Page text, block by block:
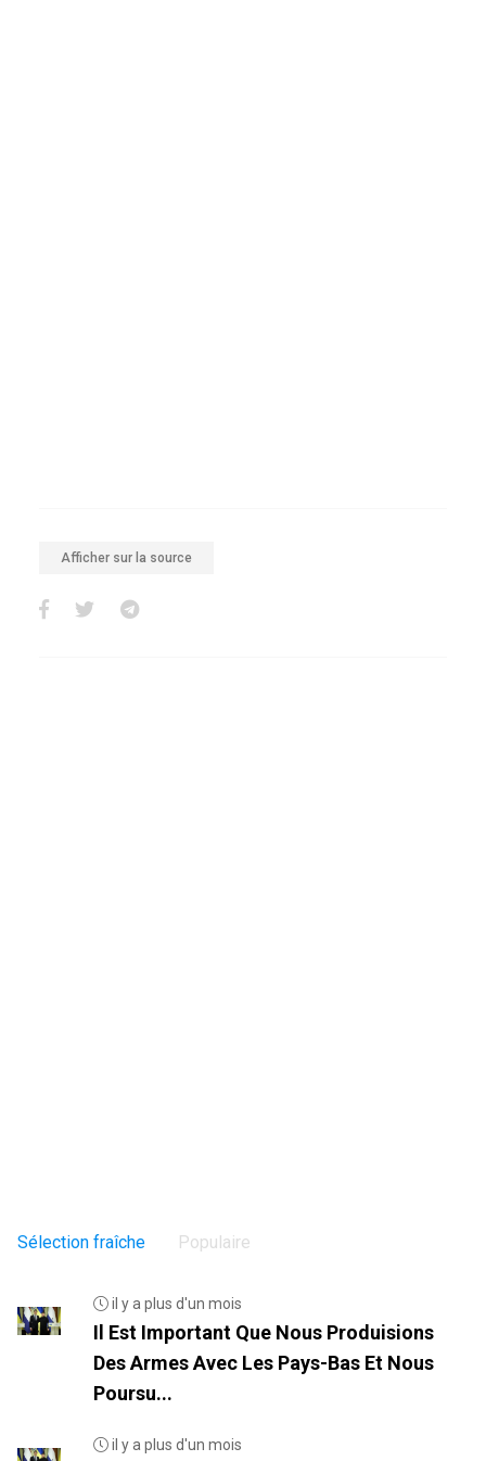
Afficher sur la source
Sélection fraîche Populaire
il y a plus d'un mois
Il Est Important Que Nous Produisions
Des Armes Avec Les Pays-Bas Et Nous
Poursu...
il y a plus d'un mois